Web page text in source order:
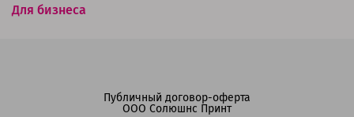
Для бизнеса
Публичный договор-оферта
ООО Солюшнс Принт